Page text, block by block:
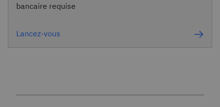
bancaire requise
Lancez-vous